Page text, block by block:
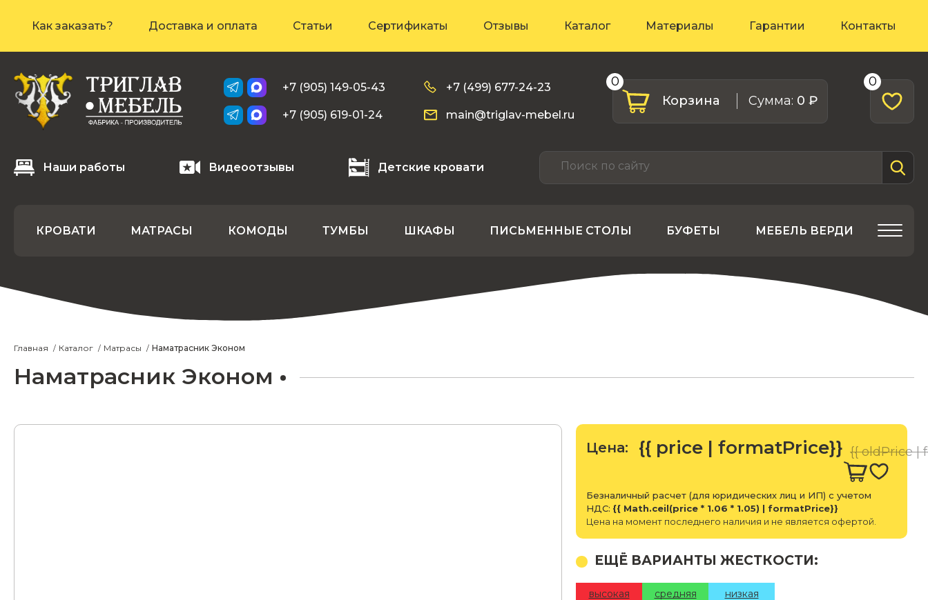
Как заказать? Доставка и оплата Статьи Сертификаты Отзывы Каталог Материалы Гарантии Контакты
+7 (905) 149-05-43
+7 (905) 619-01-24
+7 (499) 677-24-23
main@triglav-mebel.ru
Корзина Cумма: 0 ₽
0 0
Наши работы Видеоотзывы Детские кровати
КРОВАТИ МАТРАСЫ КОМОДЫ ТУМБЫ ШКАФЫ ПИСЬМЕННЫЕ СТОЛЫ БУФЕТЫ МЕБЕЛЬ ВЕРДИ
Главная Каталог Матрасы Наматрасник Эконом
Наматрасник Эконом
Цена: {{ price | formatPrice}} {{ oldPrice |
Безналичный расчет (для юридических лиц и ИП) с учетом
НДС: {{ Math.ceil(price * 1.06 * 1.05) | formatPrice}}
Цена на момент последнего наличия и не является офертой.
ЕЩЁ ВАРИАНТЫ ЖЕСТКОСТИ:
высокая средняя низкая